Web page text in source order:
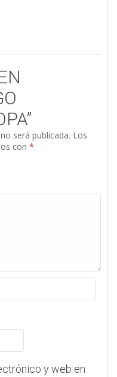
será publicada. Los
con *
y web en